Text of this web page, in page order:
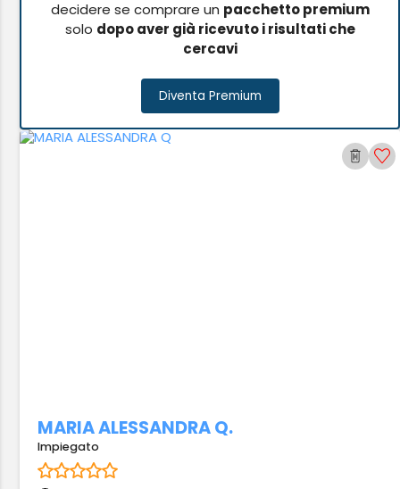
decidere se comprare un pacchetto premium
solo dopo aver già ricevuto i risultati che
cercavi
Diventa Premium
MARIA ALESSANDRA Q.
Impiegato